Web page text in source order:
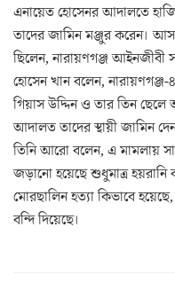
এনায়েত হোসেনর আদালতে
তাদের জামিন মঞ্জুর করেন।
ছিলেন, নারায়ণগঞ্জ আইনজীবী
হোসেন খান বলেন,
গিয়াস উদ্দিন ও তার তিন ছেলে
আদালত তাদের স্থায়ী জামিন
তিনি আরো বলেন, এ মামলায়
জড়ানো হয়েছে শুধুমাত্র
মোরছালিন হত্যা কিভাবে
বন্দি দিয়েছে।